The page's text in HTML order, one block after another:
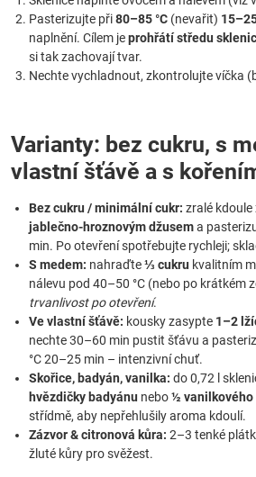
Pasterizujte při80–85 °C (nevařit)
naplnění. Cílem jeprohřátí středu
si tak zachovají tvar.
Nechte vychladnout, zkontrolujte víčka
Varianty: bez cukru, s
vlastní šťávě a s
Bez cukru / minimální cukr: zralé kdoule
jablečno-hroznovým džusema
min. Po otevření spotřebujte rychleji;
S medem: nahraďte⅓ cukru kvalitním
nálevu pod 40–50 °C (nebo po krátkém
trvanlivost po otevření.
Ve vlastní šťávě: kousky zasypte 1–2
nechte 30–60 min pustit šťávu a
°C 20–25 min – intenzivní chuť.
Skořice, badyán, vanilka: do 0,72 l
hvězdičky badyánu nebo½ vanilkového
střídmě, aby nepřehlušily aroma kdoulí.
Zázvor & citronová kůra: 2–3 tenké
žluté kůry pro svěžest.